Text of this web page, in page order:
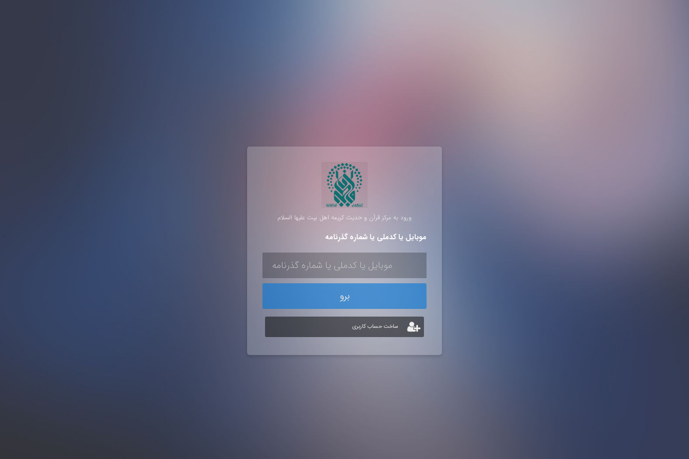
ورود به مرکز قرآن و حدیث کریمه اهل‌ بیت علیها السلام
موبایل یا کدملی یا شماره گذرنامه
برو
ساخت حساب کاربری